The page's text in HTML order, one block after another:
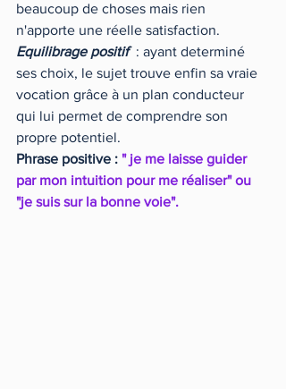
beaucoup de choses mais rien
n'apporte une réelle satisfaction.
Equilibrage positif
  : ayant determiné
ses choix, le sujet trouve enfin sa vraie
vocation grâce à un plan conducteur
qui lui permet de comprendre son
propre potentiel.
Phrase positive : " je me laisse guider
par mon intuition pour me réaliser" ou
"je suis sur la bonne voie".